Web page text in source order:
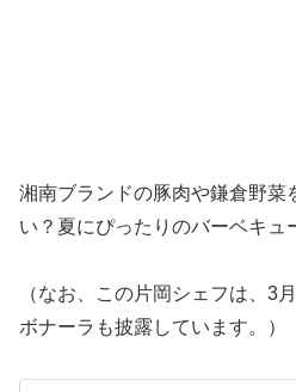
湘南ブランドの豚肉や鎌倉野菜
い？夏にぴったりのバーベキュ
（なお、この片岡シェフは、3
ボナーラも披露しています。）